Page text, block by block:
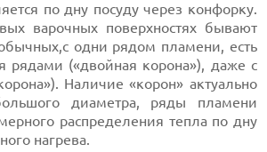
по дну посуду через конфорку.
варочных поверхностях бывают
одни рядом пламени, есть
рядами («двойная корона»), даже с
Наличие «корон» актуально
диаметра, ряды пламени
распределения тепла по дну
нагрева.